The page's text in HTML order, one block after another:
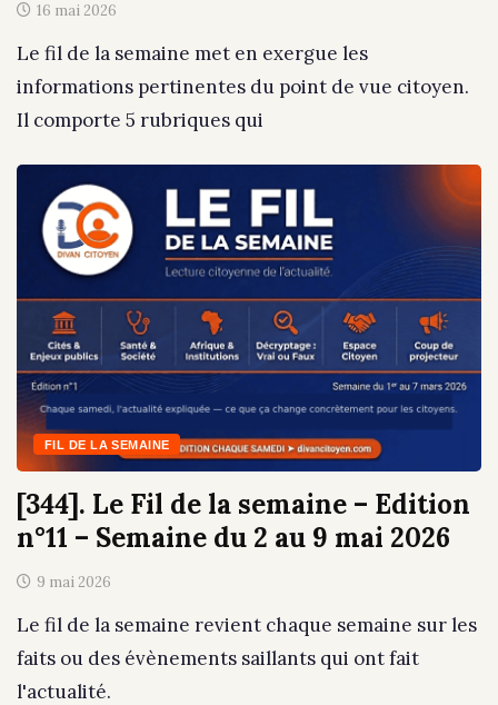
16 mai 2026
Le fil de la semaine met en exergue les
informations pertinentes du point de vue citoyen.
Il comporte 5 rubriques qui
FIL DE LA SEMAINE
[344]. Le Fil de la semaine – Edition
n°11 – Semaine du 2 au 9 mai 2026
9 mai 2026
Le fil de la semaine revient chaque semaine sur les
faits ou des évènements saillants qui ont fait
l'actualité.